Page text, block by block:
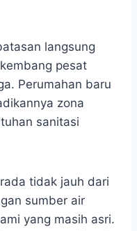
langsung
pesat
Perumahan baru
zona
sanitasi
tidak jauh dari
sumber air
yang masih asri.